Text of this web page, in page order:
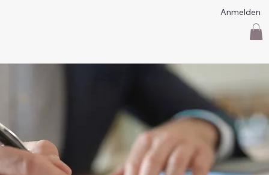
Anmelden